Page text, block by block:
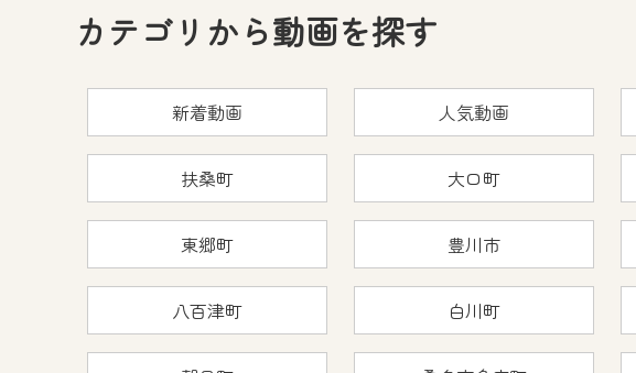
カテゴリから動画を探す
新着動画 人気動画
扶桑町 大口町
東郷町 豊川市
八百津町 白川町